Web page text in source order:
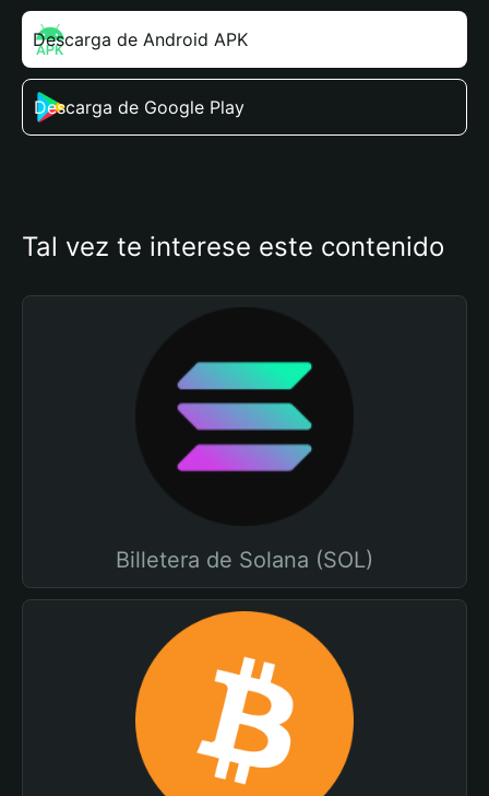
Descarga de Android APK
Descarga de Google Play
Tal vez te interese este contenido
Billetera de Solana (SOL)